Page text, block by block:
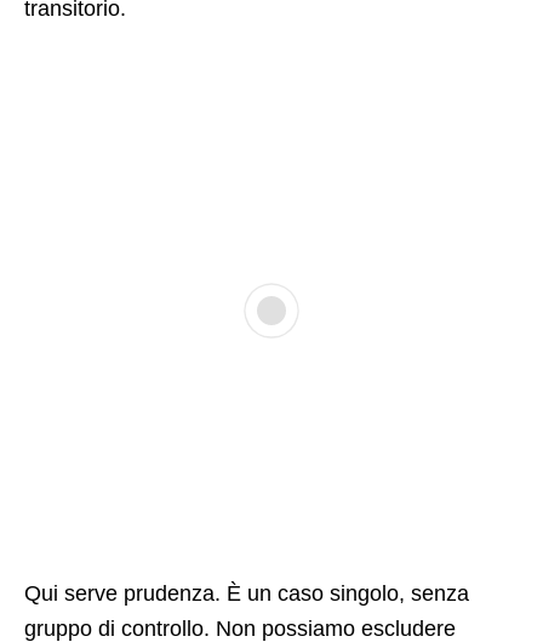
transitorio.
Qui serve prudenza. È un caso singolo, senza
gruppo di controllo. Non possiamo escludere